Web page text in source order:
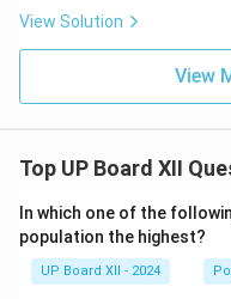
View Solution
View
Top UP Board XII
In which one of the
population the highest?
UP Board XII - 2024